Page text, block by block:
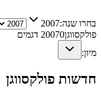
בחרו שנה:2007
פולקסווגן 20070
דגמים
מיון:
חדשות פולקסווגן